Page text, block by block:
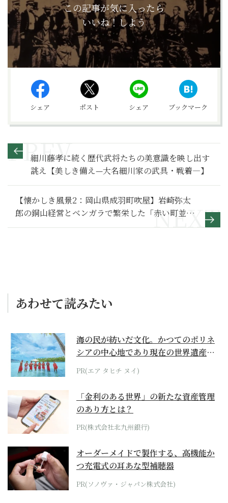
この記事が気に入ったら
いいね！しよう
シェア ポスト シェア ブックマーク
細川藤孝に続く歴代武将たちの美意識を映し出す
誂え【美しき備え—大名細川家の武具・戦着―】
【懐かしき風景2：岡山県成羽町吹屋】岩崎弥太
郎の銅山経営とベンガラで繁栄した「赤い町並
み」を訪ねる
あわせて読みたい
海の民が紡いだ文化。かつてのポリネ
シアの中心地であり現在の世界遺産か
らみえてくる...
PR(エア タヒチ ヌイ)
「金利のある世界」の新たな資産管理
のあり方とは？
PR(株式会社北九州銀行)
オーダーメイドで製作する、高機能か
つ充電式の耳あな型補聴器
PR(ソノヴァ・ジャパン株式会社)